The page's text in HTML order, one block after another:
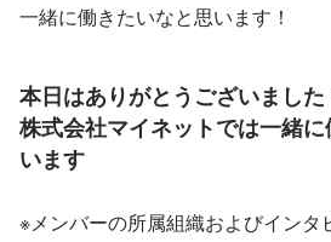
一緒に働きたいなと思います！
本日はありがとうございました
株式会社マイネットでは一緒
います
※メンバーの所属組織およびイン